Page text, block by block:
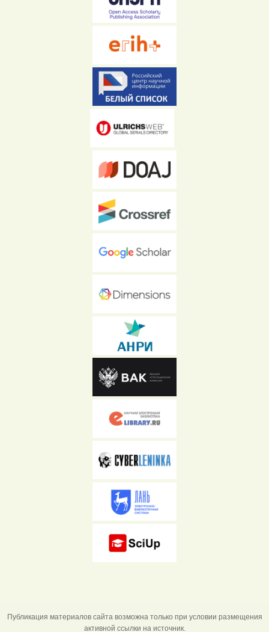
Публикация материалов сайта возможна только при условии размещения
активной ссылки на источник.